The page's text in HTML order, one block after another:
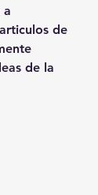
a
de
de la